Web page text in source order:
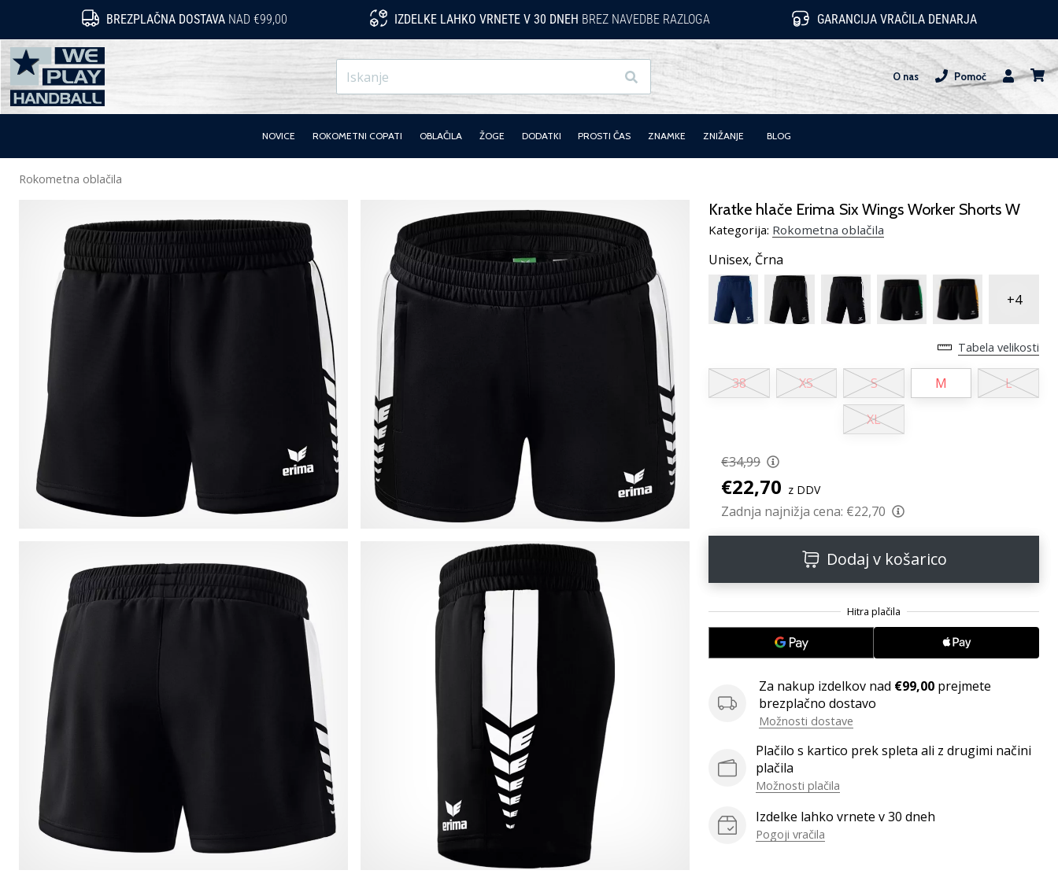
BREZPLAČNA DOSTAVA NAD €99,00 IZDELKE LAHKO VRNETE V 30 DNEH BREZ NAVEDBE RAZLOGA GARANCIJA VRAČILA DENARJA
WePlayHandball.si
Iskanje O nas
Pomoč
Uporabnik
NOVICE ROKOMETNI COPATI OBLAČILA ŽOGE DODATKI PROSTI ČAS ZNAMKE ZNIŽANJE BLOG
Rokometna oblačila
Kratke hlače Erima Six Wings Worker Shorts W
Kategorija: Rokometna oblačila
Unisex, Črna
+4
Tabela velikosti
38 XS S M L
XL
€34,99
€22,70 z DDV
Zadnja najnižja cena: €22,70
Dodaj v košarico
Za nakup izdelkov nad €99,00 prejmete
brezplačno dostavo
Možnosti dostave
Plačilo s kartico prek spleta ali z drugimi načini
plačila
Možnosti plačila
Izdelke lahko vrnete v 30 dneh
Pogoji vračila